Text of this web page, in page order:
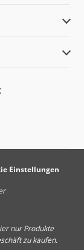
Einstellungen
nur Produkte
zu kaufen.